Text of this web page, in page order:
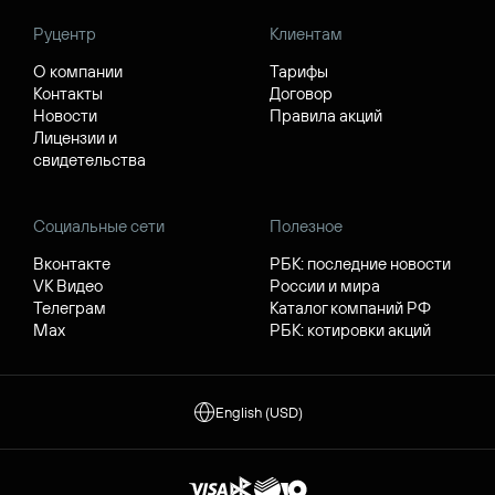
Руцентр
О компании
Контакты
Новости
Лицензии и
свидетельства
Клиентам
Тарифы
Договор
Правила акций
Социальные сети
Вконтакте
VK Видео
Телеграм
Max
Полезное
РБК: последние новости
России и мира
Каталог компаний РФ
РБК: котировки акций
English (USD)